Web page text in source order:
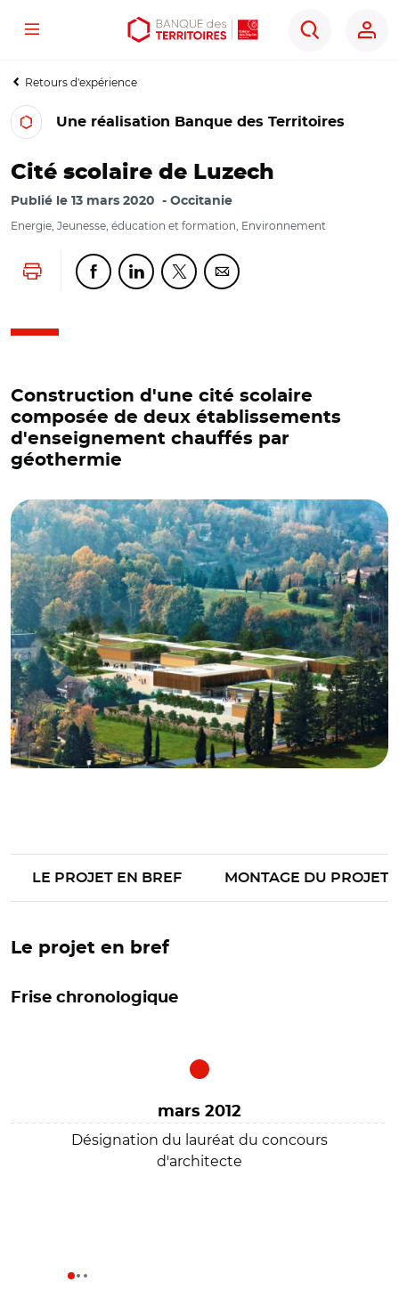
Aller
contenu
Aller
menu
Ouvrir
outils
Menu
Rechercher
Retours d'expérience
Une réalisation Banque des Territoires
Cité scolaire de Luzech
Publié le 13 mars 2020 Occitanie
Energie, Jeunesse, éducation et formation, Environnement
Lancer l'impressionPartager cette page sur Facebook
Partager cette page sur Linkedin
Partager cette page sur Twitter
Partager cette page sur
Construction d'une cité scolaire
composée de deux établissements
d'enseignement chauffés par
géothermie
LE PROJET EN BREF MONTAGE DU PROJET
Le projet en bref
Frise chronologique
mars 2012
Désignation du lauréat du concours
d'architecte